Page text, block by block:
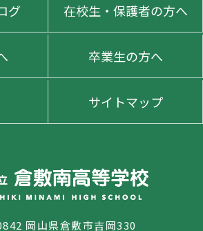
岡山県倉敷市吉岡330
グ 在校生・保護者の方へ
卒業生の方へ
サイトマップ